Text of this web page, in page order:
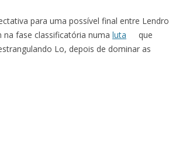
para uma possível final entre Lendro
na fase classificatória numa luta
que
Lo, depois de dominar as